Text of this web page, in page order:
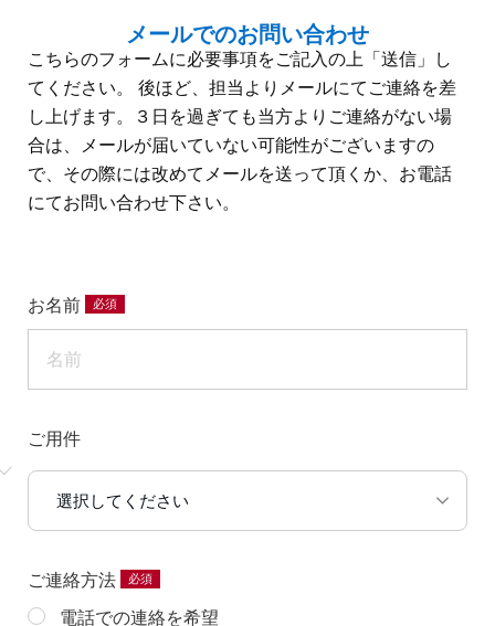
メールでのお問い合わせ
こちらのフォームに必要事項をご記入の上「送信」し
てください。 後ほど、担当よりメールにてご連絡を差
し上げます。３日を過ぎても当方よりご連絡がない場
合は、メールが届いていない可能性がございますの
で、その際には改めてメールを送って頂くか、お電話
にてお問い合わせ下さい。
お名前
ご用件
選択してください
ご連絡方法
電話での連絡を希望